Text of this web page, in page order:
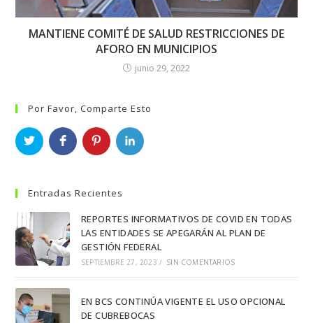
MANTIENE COMITÉ DE SALUD RESTRICCIONES DE
AFORO EN MUNICIPIOS
junio 29, 2022
Por Favor, Comparte Esto
Entradas Recientes
REPORTES INFORMATIVOS DE COVID EN TODAS
LAS ENTIDADES SE APEGARÁN AL PLAN DE
GESTIÓN FEDERAL
SEPTIEMBRE 27, 2023 / SIN COMENTARIOS
EN BCS CONTINÚA VIGENTE EL USO OPCIONAL
DE CUBREBOCAS